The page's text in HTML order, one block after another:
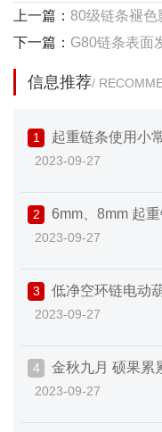
上一篇： 80级链条褪色
下一篇： G80链条表面
信息推荐/
1 起重链条使用小
2023-09-27
2 6mm、8mm 起
2023-09-27
3
低净空环链电动
难题
2023-09-27
4 金秋九月 硕果累
2023-09-27